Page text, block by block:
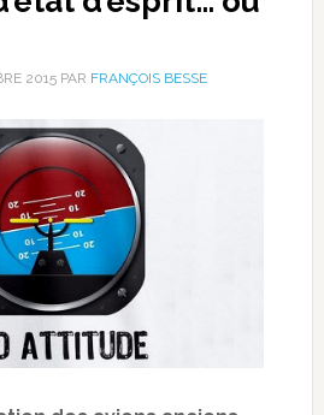
2015PAR FRANÇOIS BESSE